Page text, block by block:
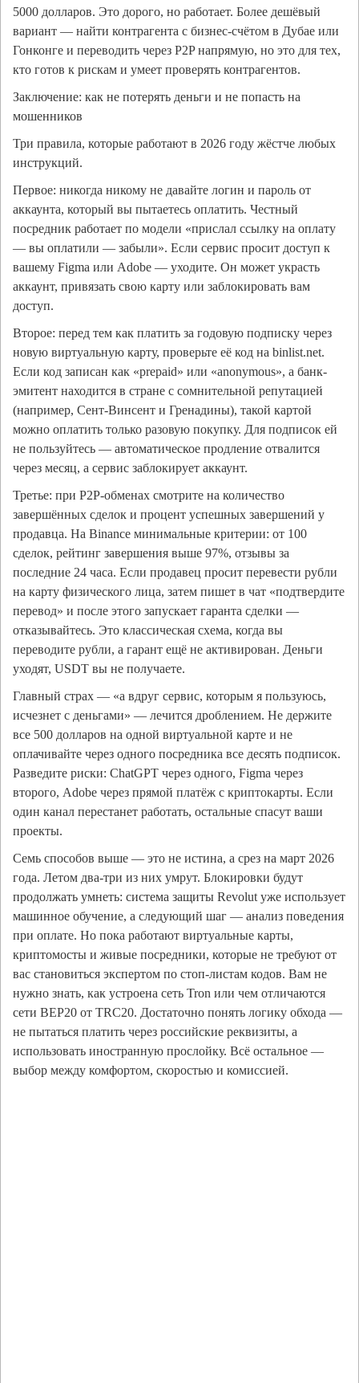
5000 долларов. Это дорого, но работает. Более дешёвый
вариант — найти контрагента с бизнес-счётом в Дубае или
Гонконге и переводить через P2P напрямую, но это для тех,
кто готов к рискам и умеет проверять контрагентов.
Заключение: как не потерять деньги и не попасть на
мошенников
Три правила, которые работают в 2026 году жёстче любых
инструкций.
Первое: никогда никому не давайте логин и пароль от
аккаунта, который вы пытаетесь оплатить. Честный
посредник работает по модели «прислал ссылку на оплату
— вы оплатили — забыли». Если сервис просит доступ к
вашему Figma или Adobe — уходите. Он может украсть
аккаунт, привязать свою карту или заблокировать вам
доступ.
Второе: перед тем как платить за годовую подписку через
новую виртуальную карту, проверьте её код на binlist.net.
Если код записан как «prepaid» или «anonymous», а банк-
эмитент находится в стране с сомнительной репутацией
(например, Сент-Винсент и Гренадины), такой картой
можно оплатить только разовую покупку. Для подписок ей
не пользуйтесь — автоматическое продление отвалится
через месяц, а сервис заблокирует аккаунт.
Третье: при P2P-обменах смотрите на количество
завершённых сделок и процент успешных завершений у
продавца. На Binance минимальные критерии: от 100
сделок, рейтинг завершения выше 97%, отзывы за
последние 24 часа. Если продавец просит перевести рубли
на карту физического лица, затем пишет в чат «подтвердите
перевод» и после этого запускает гаранта сделки —
отказывайтесь. Это классическая схема, когда вы
переводите рубли, а гарант ещё не активирован. Деньги
уходят, USDT вы не получаете.
Главный страх — «а вдруг сервис, которым я пользуюсь,
исчезнет с деньгами» — лечится дроблением. Не держите
все 500 долларов на одной виртуальной карте и не
оплачивайте через одного посредника все десять подписок.
Разведите риски: ChatGPT через одного, Figma через
второго, Adobe через прямой платёж с криптокарты. Если
один канал перестанет работать, остальные спасут ваши
проекты.
Семь способов выше — это не истина, а срез на март 2026
года. Летом два-три из них умрут. Блокировки будут
продолжать умнеть: система защиты Revolut уже использует
машинное обучение, а следующий шаг — анализ поведения
при оплате. Но пока работают виртуальные карты,
криптомосты и живые посредники, которые не требуют от
вас становиться экспертом по стоп-листам кодов. Вам не
нужно знать, как устроена сеть Tron или чем отличаются
сети BEP20 от TRC20. Достаточно понять логику обхода —
не пытаться платить через российские реквизиты, а
использовать иностранную прослойку. Всё остальное —
выбор между комфортом, скоростью и комиссией.